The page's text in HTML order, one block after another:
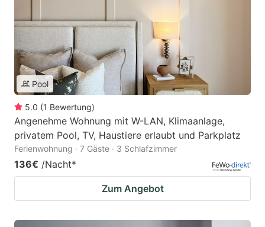
Pool
5.0 (1 Bewertung)
Angenehme Wohnung mit W-LAN, Klimaanlage,
privatem Pool, TV, Haustiere erlaubt und Parkplatz
Ferienwohnung · 7 Gäste · 3 Schlafzimmer
136€ /Nacht*
Zum Angebot